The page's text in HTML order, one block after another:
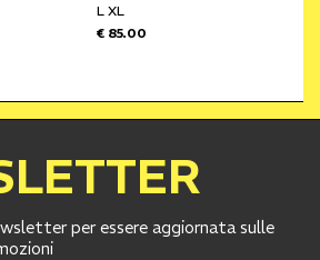
L XL
€ 85.00
per essere aggiornata sulle